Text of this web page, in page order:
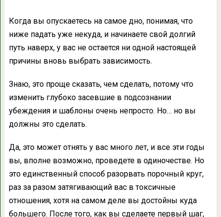
Когда вы опускаетесь на самое дно, понимая, что
ниже падать уже некуда, и начинаете свой долгий
путь наверх, у вас не остается ни одной настоящей
причины вновь выбрать зависимость.
Знаю, это проще сказать, чем сделать, потому что
изменить глубоко засевшие в подсознании
убеждения и шаблоны очень непросто. Но… но вы
должны это сделать.
Да, это может отнять у вас много лет, и все эти годы
вы, вполне возможно, проведете в одиночестве. Но
это единственный способ разорвать порочный круг,
раз за разом затягивающий вас в токсичные
отношения, хотя на самом деле вы достойны куда
большего. После того, как вы сделаете первый шаг,